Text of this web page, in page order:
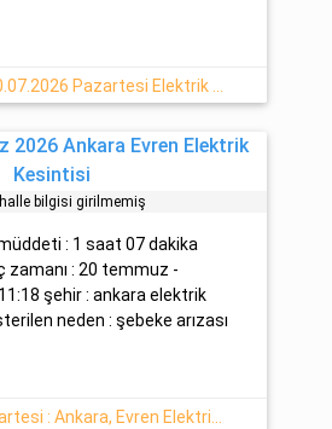
2026 Ankara Evren Elektrik
Kesintisi
bilgisi girilmemiş
: 1 saat 07 dakika
zamanı : 20 temmuz -
şehir : ankara elektrik
neden : şebeke arızası